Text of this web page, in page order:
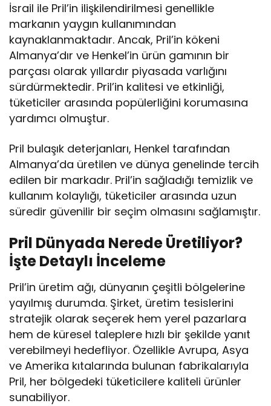
İsrail ile Pril’in ilişkilendirilmesi genellikle
markanın yaygın kullanımından
kaynaklanmaktadır. Ancak, Pril’in kökeni
Almanya’dır ve Henkel’in ürün gamının bir
parçası olarak yıllardır piyasada varlığını
sürdürmektedir. Pril’in kalitesi ve etkinliği,
tüketiciler arasında popülerliğini korumasına
yardımcı olmuştur.
Pril bulaşık deterjanları, Henkel tarafından
Almanya’da üretilen ve dünya genelinde tercih
edilen bir markadır. Pril’in sağladığı temizlik ve
kullanım kolaylığı, tüketiciler arasında uzun
süredir güvenilir bir seçim olmasını sağlamıştır.
Pril Dünyada Nerede Üretiliyor?
İşte Detaylı İnceleme
Pril’in üretim ağı, dünyanın çeşitli bölgelerine
yayılmış durumda. Şirket, üretim tesislerini
stratejik olarak seçerek hem yerel pazarlara
hem de küresel taleplere hızlı bir şekilde yanıt
verebilmeyi hedefliyor. Özellikle Avrupa, Asya
ve Amerika kıtalarında bulunan fabrikalarıyla
Pril, her bölgedeki tüketicilere kaliteli ürünler
sunabiliyor.